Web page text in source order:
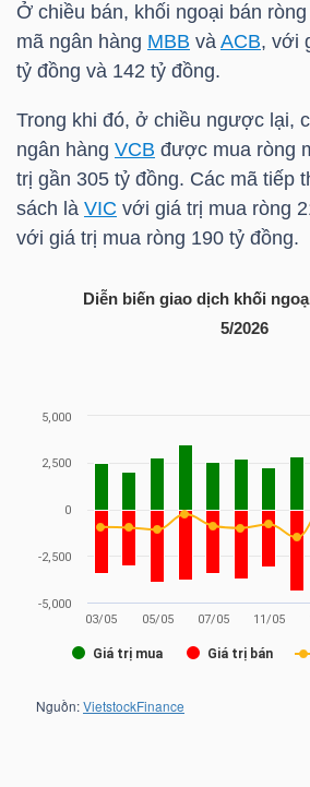
Ở chiều bán, khối ngoại bán
mã ngân hàng MBB và ACB, với
tỷ đồng và 142 tỷ đồng.
Trong khi đó, ở chiều ngược lại,
ngân hàng VCB được mua ròng
trị gần 305 tỷ đồng. Các mã tiếp
sách là VIC với giá trị mua ròng
với giá trị mua ròng 190 tỷ đồng.
Diễn biến giao dịch khối
5/2026
HÀNG
HÓA
KINH
TẾ
DƯƠNG
TÀI
CHÍNH
NHÂN